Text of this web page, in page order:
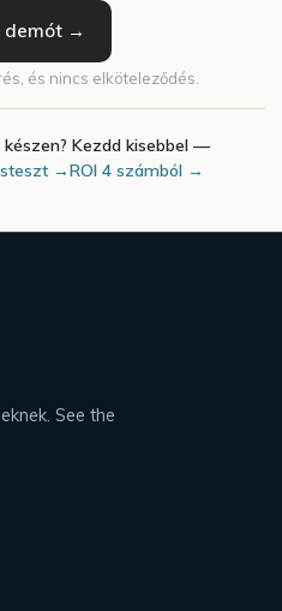
demót →
és nincs elköteleződés.
Kezdd kisebbel —
→ROI 4 számból →
See the